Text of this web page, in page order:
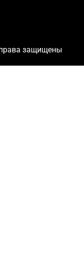
защищены